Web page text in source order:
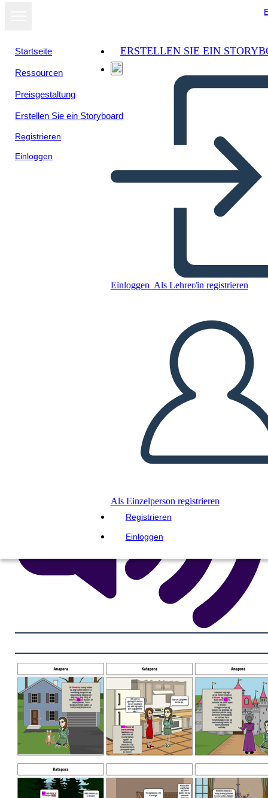
Startseite
Ressourcen
Preisgestaltung
Erstellen Sie ein Storyboard
Registrieren
Einloggen
ERSTELLEN SIE EIN
Einloggen Als Lehrer/in registrieren
Als Einzelperson registrieren
Registrieren
Einloggen
Untitled Storyboard
Kopieren Sie dieses Storyboard
ERSTELLEN SIE EIN STORYBOARD
DIASHOW ABSPIELEN
LIES MIR VOR
Als Diashow
ansehen